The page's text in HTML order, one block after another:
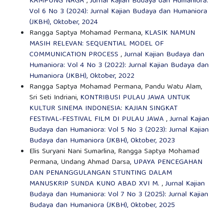
Vol 6 No 3 (2024): Jurnal Kajian Budaya dan Humaniora
(JKBH), Oktober, 2024
Rangga Saptya Mohamad Permana, KLASIK NAMUN
MASIH RELEVAN: SEQUENTIAL MODEL OF
COMMUNICATION PROCESS ,Jurnal Kajian Budaya dan
Humaniora: Vol 4 No 3 (2022): Jurnal Kajian Budaya dan
Humaniora (JKBH), Oktober, 2022
Rangga Saptya Mohamad Permana, Pandu Watu Alam,
Sri Seti Indriani, KONTRIBUSI PULAU JAWA UNTUK
KULTUR SINEMA INDONESIA: KAJIAN SINGKAT
FESTIVAL-FESTIVAL FILM DI PULAU JAWA,Jurnal Kajian
Budaya dan Humaniora: Vol 5 No 3 (2023): Jurnal Kajian
Budaya dan Humaniora (JKBH), Oktober, 2023
Elis Suryani Nani Sumarlina, Rangga Saptya Mohamad
Permana, Undang Ahmad Darsa, UPAYA PENCEGAHAN
DAN PENANGGULANGAN STUNTING DALAM
MANUSKRIP SUNDA KUNO ABAD XVI M. ,Jurnal Kajian
Budaya dan Humaniora: Vol 7 No 3 (2025): Jurnal Kajian